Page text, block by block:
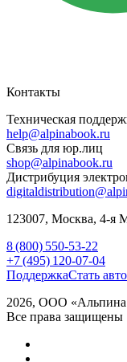
Контакты
Техническая
help@alpinabook.ru
Связь для юр.лиц
shop@alpinabook.ru
Дистрибуция
123007, Москва, 4-я
8 (800) 550-53-22
+7 (495) 120-07-04
ПоддержкаСтать
2026, ООО
Все права защищены